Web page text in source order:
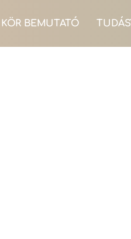
KÖR BEMUTATÓ